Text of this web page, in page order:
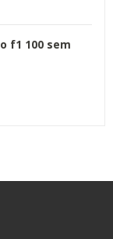
f1 100 sem